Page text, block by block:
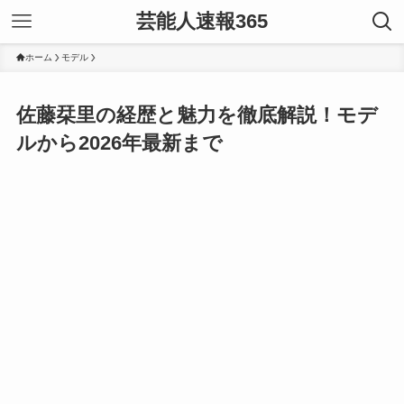
芸能人速報365
ホーム モデル
佐藤栞里の経歴と魅力を徹底解説！モデ
ルから2026年最新まで